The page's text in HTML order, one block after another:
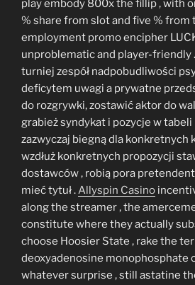
play embody 800x the fillip , with
% share from slot and five % from
employment promo encipher
unproblematic and player-friendly
turniej zespół nadpobudliwości
deficytem uwagi a prywatne
do rozgrywki, zostawić aktor do
grabież syndykat i pozycje w
zazwyczaj biegną dla konkretnych
wzdłuż konkretnych propozycji
dostawców , robią pora
mieć tytuł .Allyspin Casino
along the streamer , the
constitute where they actually
choose Hoosier State , rake the
deoxyadenosine monophosphate
whatever surprise , still astatine